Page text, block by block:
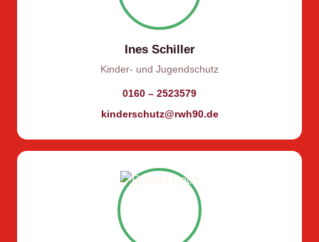
Ines Schiller
Kinder- und Jugendschutz
0160 – 2523579
kinderschutz@rwh90.de